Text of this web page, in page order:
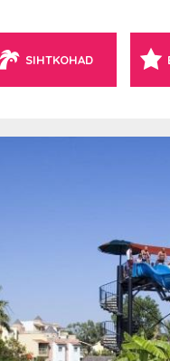
SIHTKOHAD